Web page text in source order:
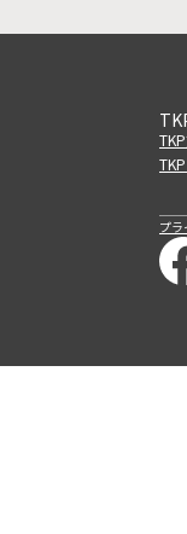
プ